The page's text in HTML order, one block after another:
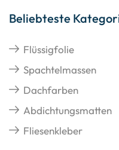
Beliebteste
Flüssigfolie
Spachtelmassen
Dachfarben
Abdichtungsmatten
Fliesenkleber